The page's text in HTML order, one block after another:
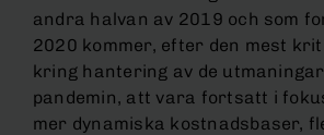
andra halvan av 2019 och som
2020 kommer, efter den mest
kring hantering av de
pandemin, att vara fortsatt i
mer dynamiska kostnadsbaser,